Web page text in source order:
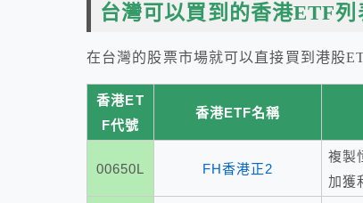
台灣可以買到的香港ETF列
在台灣的股票市場就可以直接買到港股
香港ET
F代號
香港ETF名稱
00650L FH香港正2
複製
加獲